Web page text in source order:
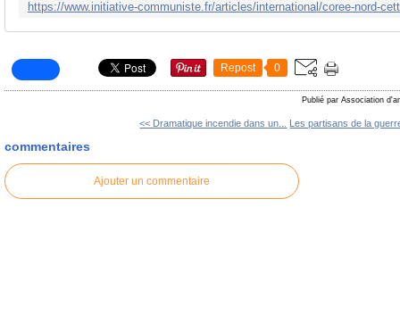
Repost 0
Publié par Association
<< Dramatique incendie dans un... Les partisans de la
commentaires
Ajouter un commentaire